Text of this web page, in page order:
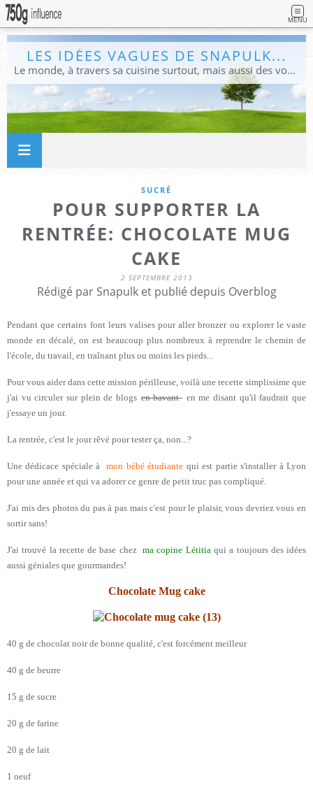
MENU
LES IDÉES VAGUES DE SNAPULK...
Le monde, à travers sa cuisine surtout, mais aussi des voyages, et des idées.
SUCRÉ
POUR SUPPORTER LA
RENTRÉE: CHOCOLATE MUG
CAKE
2 SEPTEMBRE 2013
Rédigé par Snapulk et publié depuis Overblog
Pendant que certains font leurs valises pour aller bronzer ou explorer le vaste
monde en décalé, on est beaucoup plus nombreux à reprendre le chemin de
l'école, du travail, en traînant plus ou moins les pieds...
Pour vous aider dans cette mission périlleuse, voilà une recette simplissime que
j'ai vu circuler sur plein de blogs en bavant en me disant qu'il faudrait que
j'essaye un jour.
La rentrée, c'est le jour rêvé pour tester ça, non...?
Une dédicace spéciale à mon bébé étudiante qui est partie s'installer à Lyon
pour une année et qui va adorer ce genre de petit truc pas compliqué.
J'ai mis des photos du pas à pas mais c'est pour le plaisir, vous devriez vous en
sortir sans!
J'ai trouvé la recette de base chez ma copine Létitia qui a toujours des idées
aussi géniales que gourmandes!
Chocolate Mug cake
40 g de chocolat noir de bonne qualité, c'est forcément meilleur
40 g de beurre
15 g de sucre
20 g de farine
20 g de lait
1 oeuf